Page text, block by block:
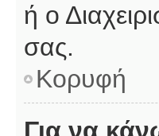
ή ο
σας.
Κορυφή